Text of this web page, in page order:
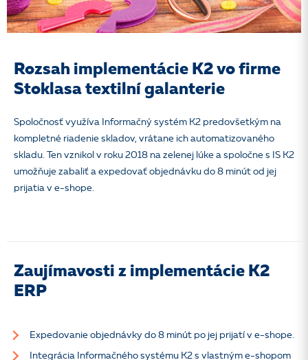
Rozsah implementácie K2 vo firme
Stoklasa textilní galanterie
Spoločnosť využíva Informačný systém K2 predovšetkým na
kompletné riadenie skladov, vrátane ich automatizovaného
skladu. Ten vznikol v roku 2018 na zelenej lúke a spoločne s IS K2
umožňuje zabaliť a expedovať objednávku do 8 minút od jej
prijatia v e-shope.
Zaujímavosti z implementácie K2
ERP
Expedovanie objednávky do 8 minút po jej prijatí v e-shope.
Integrácia Informačného systému K2 s vlastným e-shopom